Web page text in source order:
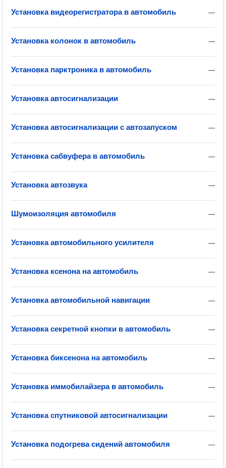
—
Установка видеорегистратора в автомобиль
—
Установка колонок в автомобиль
—
Установка парктроника в автомобиль
—
Установка автосигнализации
—
Установка автосигнализации с автозапуском
—
Установка сабвуфера в автомобиль
—
Установка автозвука
—
Шумоизоляция автомобиля
—
Установка автомобильного усилителя
—
Установка ксенона на автомобиль
—
Установка автомобильной навигации
—
Установка секретной кнопки в автомобиль
—
Установка биксенона на автомобиль
—
Установка иммобилайзера в автомобиль
—
Установка спутниковой автосигнализации
—
Установка подогрева сидений автомобиля